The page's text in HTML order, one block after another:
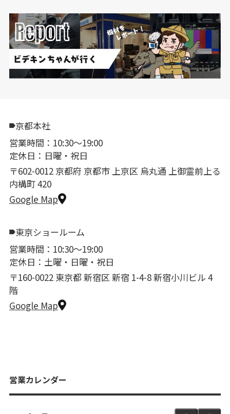
京都本社
営業時間：10:30〜19:00
定休日：日曜・祝日
〒602-0012 京都府 京都市 上京区 烏丸通 上御霊前上る
内構町 420
Google Map
東京ショールーム
営業時間：10:30〜19:00
定休日：土曜・日曜・祝日
〒160-0022 東京都 新宿区 新宿 1-4-8 新宿小川ビル 4
階
Google Map
営業カレンダー